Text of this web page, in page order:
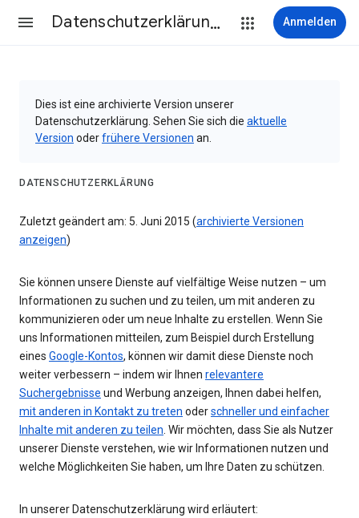
Datenschutzerklärung & Nutzungsbedingungen Anmelden
Dies ist eine archivierte Version unserer
Datenschutzerklärung. Sehen Sie sich die aktuelle
Version oderfrühere Versionen an.
DATENSCHUTZERKLÄRUNG
Zuletzt geändert am: 5. Juni 2015 (archivierte Versionen
anzeigen)
Sie können unsere Dienste auf vielfältige Weise nutzen – um
Informationen zu suchen und zu teilen, um mit anderen zu
kommunizieren oder um neue Inhalte zu erstellen. Wenn Sie
uns Informationen mitteilen, zum Beispiel durch Erstellung
eines Google-Kontos, können wir damit diese Dienste noch
weiter verbessern – indem wir Ihnen relevantere
Suchergebnisse und Werbung anzeigen, Ihnen dabei helfen,
mit anderen in Kontakt zu treten oderschneller und einfacher
Inhalte mit anderen zu teilen. Wir möchten, dass Sie als Nutzer
unserer Dienste verstehen, wie wir Informationen nutzen und
welche Möglichkeiten Sie haben, um Ihre Daten zu schützen.
In unserer Datenschutzerklärung wird erläutert: